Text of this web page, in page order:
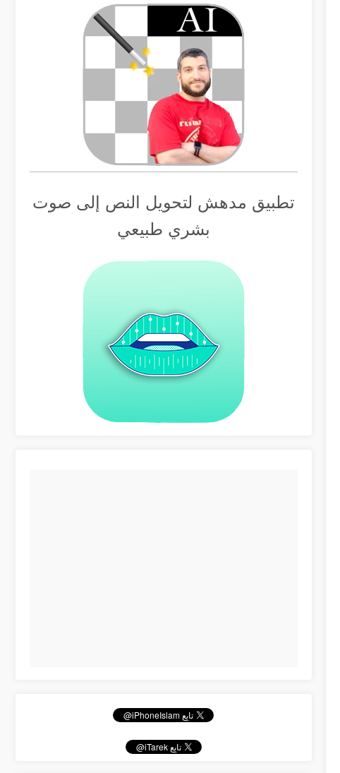
تطبيق مدهش لتحويل النص إلى صوت
بشري طبيعي